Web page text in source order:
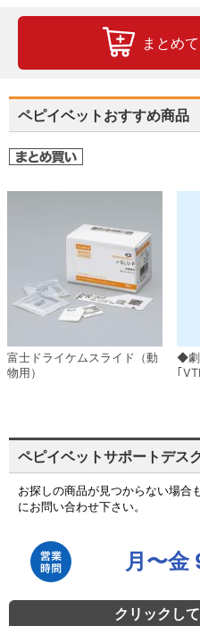
まとめ
ペピイベットおすすめ商品
富士ドライケムスライド（動
物用）
◆劇
｢
ペピイベットサポートデス
お探しの商品が見つからない場合
にお問い合わせ下さい。
月〜
クリックし